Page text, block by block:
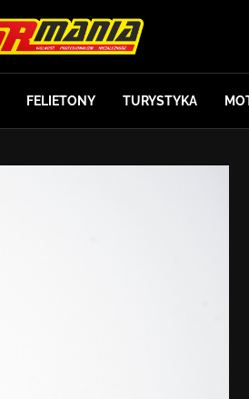
FELIETONY TURYSTYKA